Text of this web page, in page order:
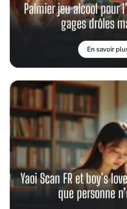
Palmier jeu alcool pour
gages drôles
En savoir
Yaoi Scan FR et boy’s
que personne